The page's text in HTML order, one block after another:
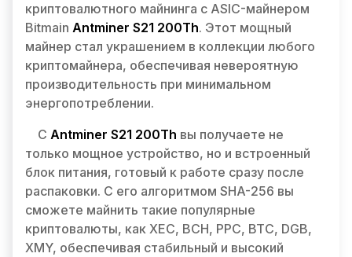
криптовалютного майнинга с ASIC-майнером
Bitmain Antminer S21 200Th. Этот мощный
майнер стал украшением в коллекции любого
криптомайнера, обеспечивая невероятную
производительность при минимальном
энергопотреблении.
С Antminer S21 200Th вы получаете не
только мощное устройство, но и встроенный
блок питания, готовый к работе сразу после
распаковки. С его алгоритмом SHA-256 вы
сможете майнить такие популярные
криптовалюты, как XEC, BCH, PPC, BTC, DGB,
XMY, обеспечивая стабильный и высокий